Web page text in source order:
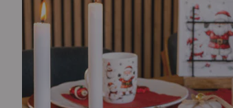
En savoir plus